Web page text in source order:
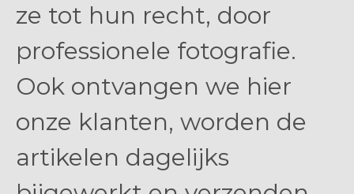
ze tot hun recht, door
professionele fotografie.
Ook ontvangen we hier
onze klanten, worden de
artikelen dagelijks